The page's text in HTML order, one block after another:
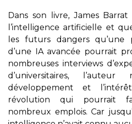
Dans son livre, James
l’intelligence artificielle et
les futurs dangers qu’une
d’une IA avancée pourrait
nombreuses interviews
d’universitaires,
développement et
révolution qui pourrait
nombreux emplois. Car